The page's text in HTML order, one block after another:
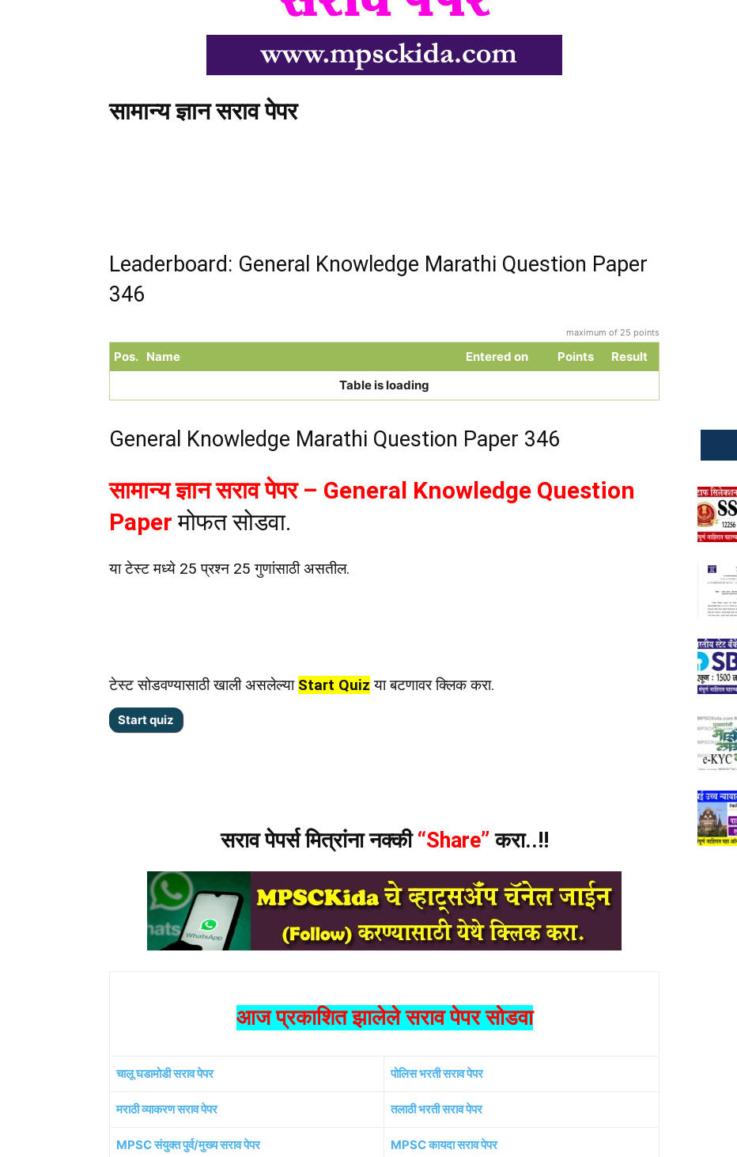
सामान्य ज्ञान सराव पेपर
Leaderboard: General Knowledge Marathi Question Paper
346
maximum of 25 points
Pos. Name Entered on Points
Result
Table is loading
General Knowledge Marathi Question Paper 346
सामान्य ज्ञान सराव पेपर – General Knowledge Question
Paper मोफत सोडवा.
या टेस्ट मध्ये 25 प्रश्न 25 गुणांसाठी असतील.
टेस्ट सोडवण्यासाठी खाली असलेल्या Start Quiz या बटणावर क्लिक करा.
सराव पेपर्स मित्रांना नक्की“Share” करा..!!
आज प्रकाशित झालेले सराव पेपर सोडवा
चालू घडामोडी सराव पेपर पोलिस भरती सराव पेपर
मराठी व्याकरण सराव पेपर तलाठी भरती सराव पेपर
MPSC संयुक्त पुर्व/मुख्य सराव पेपर MPSC कायदा सराव पेपर